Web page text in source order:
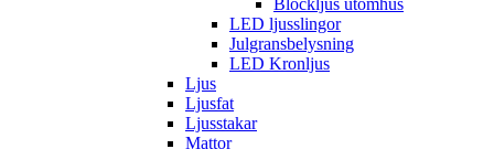
LED ljusslingor
Julgransbelysning
LED Kronljus
Ljus
Ljusfat
Ljusstakar
Mattor